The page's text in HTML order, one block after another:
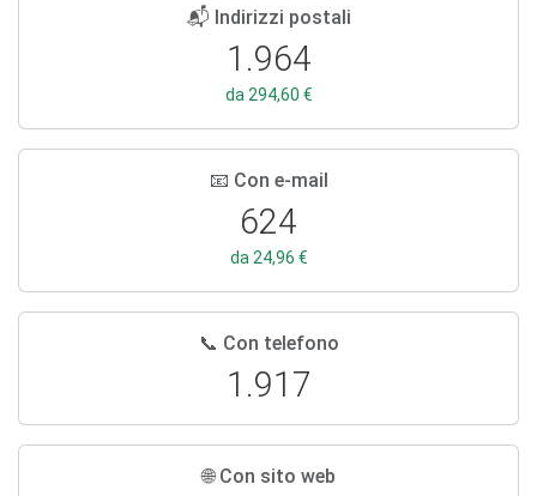
📬 Indirizzi postali
1.964
da 294,60 €
📧 Con e-mail
624
da 24,96 €
📞 Con telefono
1.917
🌐 Con sito web